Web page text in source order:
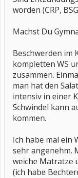
worden (CRP,
Machst Du
Beschwerden im
kompletten WS
zusammen.
man hat den
intensiv in einer
Schwindel kann
kommen.
Ich habe mal ein
sehr angenehm.
weiche Matratze
(ich habe